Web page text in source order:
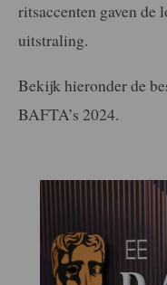
ritsaccenten gaven de
uitstraling.
Bekijk hieronder de
BAFTA’s 2024.